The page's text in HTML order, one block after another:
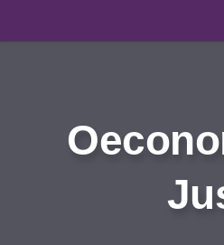
Для авторов